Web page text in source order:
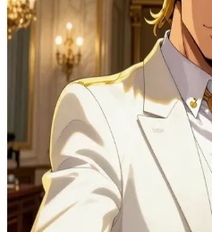
جورنو جولدن ويند